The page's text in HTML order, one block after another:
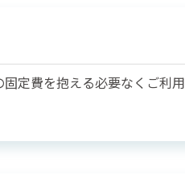
定費を抱える必要なくご利用